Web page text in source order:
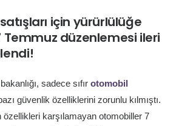
için yürürlülüğe
Temmuz düzenlemesi ileri
bakanlığı, sadece sıfır otomobil
güvenlik özelliklerini zorunlu kılmıştı.
özellikleri karşılamayan otomobiller 7